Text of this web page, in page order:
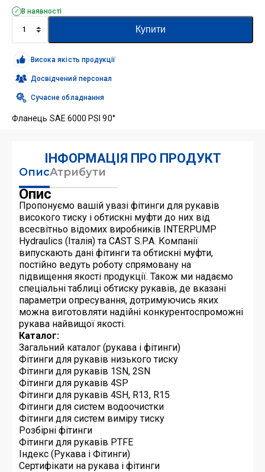
В наявності
Фланець
SFS-
6
90*
I-
LOCK
63,5
dn
кількість
Купити
Висока якість продукції
Досвідчений персонал
Сучасне обладнання
Фланець SAE 6000 PSI 90°
ІНФОРМАЦІЯ ПРО ПРОДУКТ
ОписАтрибути
Опис
Пропонуємо вашій увазі фітинги для рукавів
високого тиску і обтискні муфти до них від
всесвітньо відомих виробників INTERPUMP
Hydraulics (Італія) та CAST S.P.A. Компанії
випускають дані фітинги та обтискні муфти,
постійно ведуть роботу спрямовану на
підвищення якості продукції. Також ми надаємо
спеціальні таблиці обтиску рукавів, де вказані
параметри опресування, дотримуючись яких
можна виготовляти надійні конкурентоспроможні
рукава найвищої якості.
Каталог:
Загальний каталог (рукава і фітинги)
Фітинги для рукавів низького тиску
Фітинги для рукавів 1SN, 2SN
Фітинги для рукавів 4SP
Фітинги для рукавів 4SH, R13, R15
Фітинги для систем водоочистки
Фітинги для систем виміру тиску
Розбірні фітинги
Фітинги для рукавів PTFE
Індекс (Рукава і Фітинги)
Сертифікати на рукава і фітинги